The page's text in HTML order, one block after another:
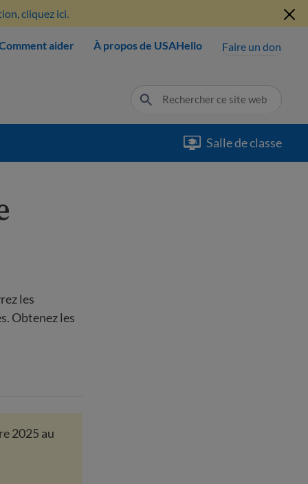
cliquez ici.
aider À propos de USAHello Faire un don
Salle de classe
les
Obtenez les
2025 au